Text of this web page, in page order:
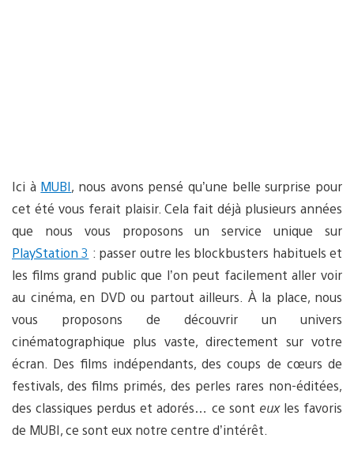
Ici à MUBI, nous avons pensé qu’une belle surprise pour
cet été vous ferait plaisir. Cela fait déjà plusieurs années
que nous vous proposons un service unique sur
PlayStation 3 : passer outre les blockbusters habituels et
les films grand public que l’on peut facilement aller voir
au cinéma, en DVD ou partout ailleurs. À la place, nous
vous proposons de découvrir un univers
cinématographique plus vaste, directement sur votre
écran. Des films indépendants, des coups de cœurs de
festivals, des films primés, des perles rares non-éditées,
des classiques perdus et adorés… ce sont euxles favoris
de MUBI, ce sont eux notre centre d’intérêt.